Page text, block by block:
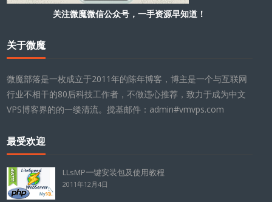
关注微魔微信公众号，一手资源早知道！
关于微魔
微魔部落是一枚成立于2011年的陈年博客，博主是一个与互联网
行业不相干的80后科技工作者，不做违心推荐，致力于成为中文
VPS博客界的的一缕清流。搅基邮件：admin#vmvps.com
最受欢迎
LLsMP一键安装包及使用教程
2011年12月4日